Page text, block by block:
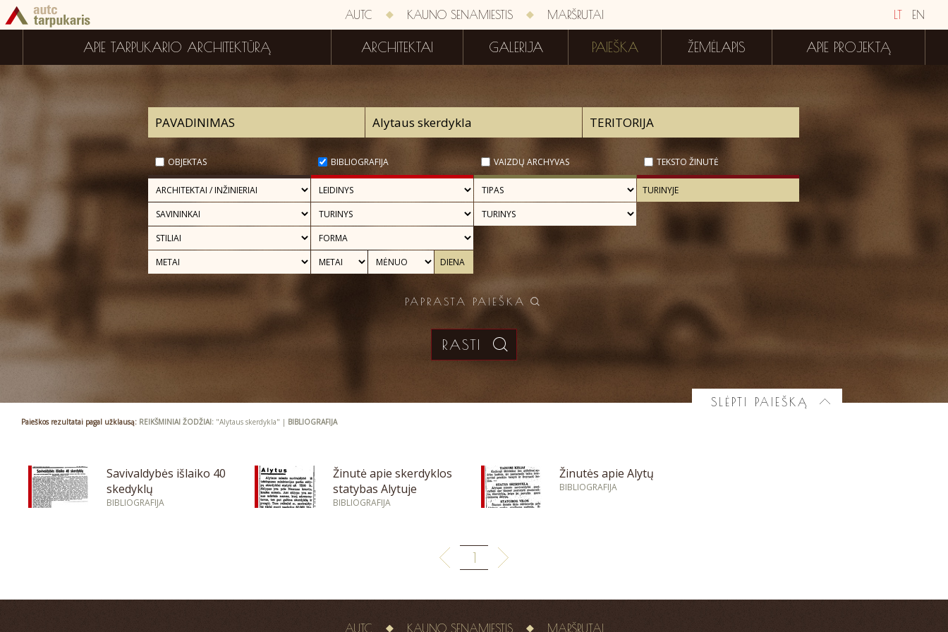
LT EN
AUTC KAUNO SENAMIESTIS MARŠRUTAI
APIE TARPUKARIO ARCHITEKTŪRĄ ARCHITEKTAI GALERIJA PAIEŠKA ŽEMĖLAPIS APIE PROJEKTĄ
OBJEKTAS BIBLIOGRAFIJA VAIZDŲ ARCHYVAS TEKSTO ŽINUTĖ
PAPRASTA PAIEŠKA
SLĖPTI PAIEŠKĄ
Paieškos rezultatai pagal užklausą: REIKŠMINIAI ŽODŽIAI: "Alytaus skerdykla" | BIBLIOGRAFIJA
Savivaldybės išlaiko 40
skedyklų
BIBLIOGRAFIJA
Žinutė apie skerdyklos
statybas Alytuje
BIBLIOGRAFIJA
Žinutės apie Alytų
BIBLIOGRAFIJA
1
AUTC KAUNO SENAMIESTIS MARŠRUTAI